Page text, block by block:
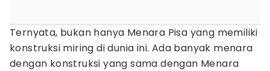
Ternyata, bukan hanya Menara Pisa yang memiliki
konstruksi miring di dunia ini. Ada banyak menara
dengan konstruksi yang sama dengan Menara